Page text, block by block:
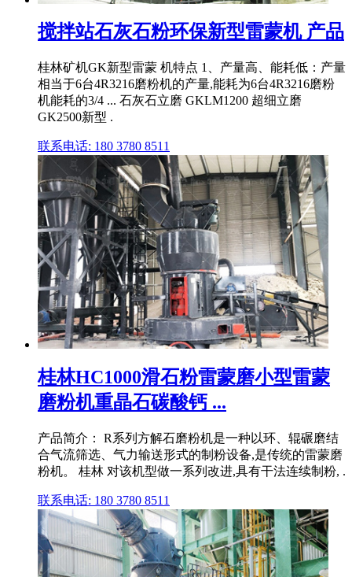
搅拌站石灰石粉环保新型雷蒙机 产品
桂林矿机GK新型雷蒙 机特点 1、产量高、能耗低：产量
相当于6台4R3216磨粉机的产量,能耗为6台4R3216磨粉
机能耗的3/4 ... 石灰石立磨 GKLM1200 超细立磨
GK2500新型 .
联系电话: 180 3780 8511
桂林HC1000滑石粉雷蒙磨小型雷蒙
磨粉机重晶石碳酸钙 ...
产品简介： R系列方解石磨粉机是一种以环、辊碾磨结
合气流筛选、气力输送形式的制粉设备,是传统的雷蒙磨
粉机。 桂林 对该机型做一系列改进,具有干法连续制粉, .
联系电话: 180 3780 8511